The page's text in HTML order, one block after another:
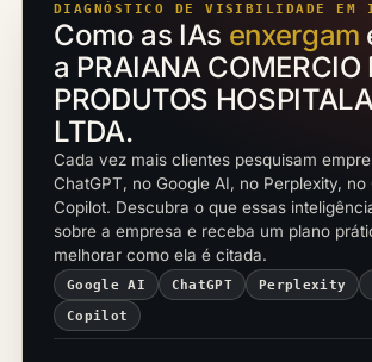
DIAGNÓSTICO DE VISIBILIDADE EM
Como as IAs enxergam
a PRAIANA COMERCIO
PRODUTOS
LTDA.
Cada vez mais clientes pesquisam
ChatGPT, no Google AI, no Perplexity, no
Copilot. Descubra o que essas
sobre a empresa e receba um plano
melhorar como ela é citada.
Google AI ChatGPT Perplexity
Copilot